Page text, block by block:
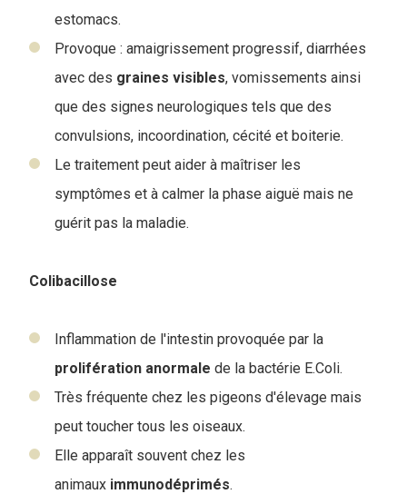
estomacs.
Provoque : amaigrissement progressif, diarrhées
avec des graines visibles, vomissements ainsi
que des signes neurologiques tels que des
convulsions, incoordination, cécité et boiterie.
Le traitement peut aider à maîtriser les
symptômes et à calmer la phase aiguë mais ne
guérit pas la maladie.
Colibacillose
Inflammation de l'intestin provoquée par la
prolifération anormale de la bactérie E.Coli.
Très fréquente chez les pigeons d'élevage mais
peut toucher tous les oiseaux.
Elle apparaît souvent chez les
animaux immunodéprimés.